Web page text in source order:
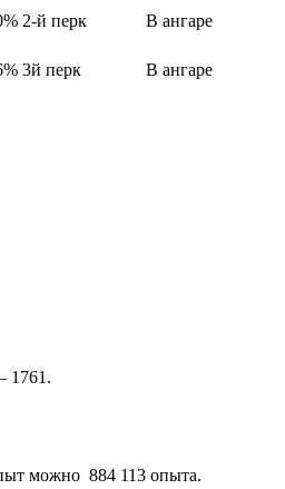
2-й перк
В ангаре
3й перк
В ангаре
1761.
можно 884 113 опыта.